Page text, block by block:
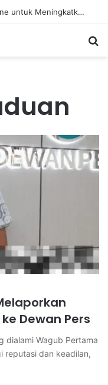
Keterampilan Konsultan Bisnis Online untuk Meningkatkan Pendapatan Berdasarkan Pengalaman Praktis
Dewan Pers
dialami Wagub Pertama
reputasi dan keadilan,